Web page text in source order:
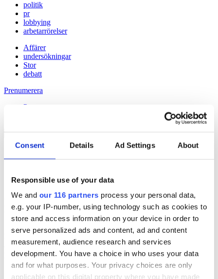
Consent Details Ad Settings About
Responsible use of your data
We and our 116 partners process your personal data,
e.g. your IP-number, using technology such as cookies to
store and access information on your device in order to
serve personalized ads and content, ad and content
measurement, audience research and services
development. You have a choice in who uses your data
and for what purposes. Your privacy choices are only
applicable on this digital property where you have made
politik
pr
lobbying
arbetarrörelser
Affärer
undersökningar
Stor
debatt
Prenumerera
Prenumerera
29 Nov 2012
Junilistan lagd i malpåse
Håll dig uppdaterad med
Veckans Brief!
Få exklusiv tillgång till Veckans Brief, den essentiella läsningen för
alla som driver opinionsbildning och samhällsförändring, genom en
prenumeration på Dagens Opinion.
Grundprenumeration